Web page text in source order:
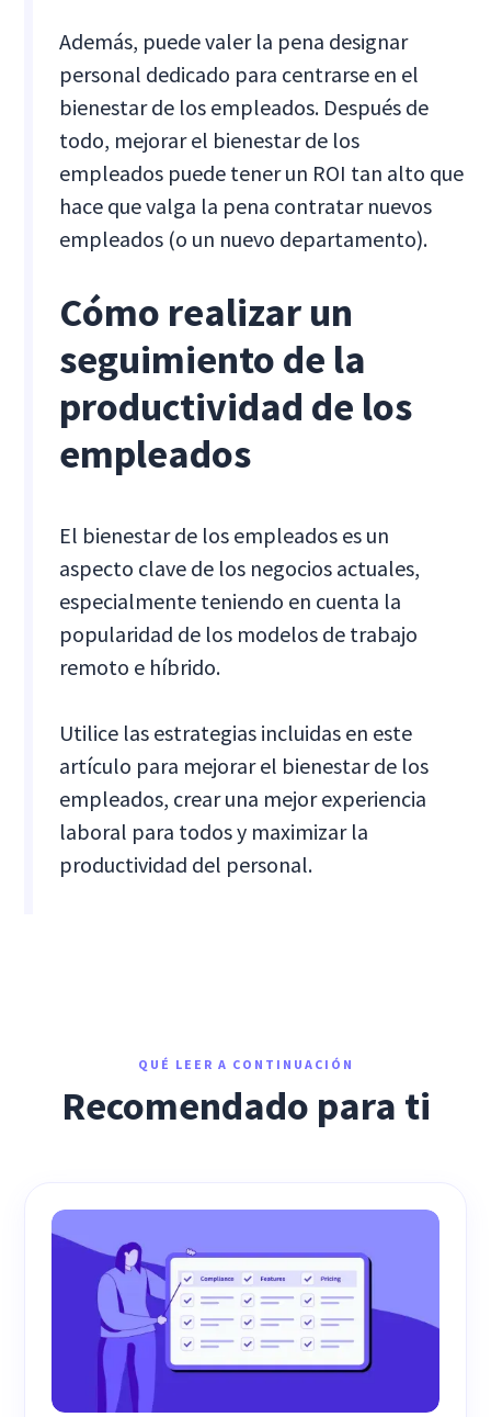
Además, puede valer la pena designar
personal dedicado para centrarse en el
bienestar de los empleados. Después de
todo, mejorar el bienestar de los
empleados puede tener un ROI tan alto que
hace que valga la pena contratar nuevos
empleados (o un nuevo departamento).
Cómo realizar un
seguimiento de la
productividad de los
empleados
El bienestar de los empleados es un
aspecto clave de los negocios actuales,
especialmente teniendo en cuenta la
popularidad de los modelos de trabajo
remoto e híbrido.
Utilice las estrategias incluidas en este
artículo para mejorar el bienestar de los
empleados, crear una mejor experiencia
laboral para todos y maximizar la
productividad del personal.
QUÉ LEER A CONTINUACIÓN
Recomendado para ti